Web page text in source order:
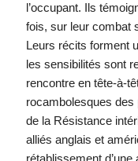
l’occupant. Ils
fois, sur leur combat
Leurs récits forment
les sensibilités sont
rencontre en tête-à-
rocambolesques
de la Résistance
alliés anglais et